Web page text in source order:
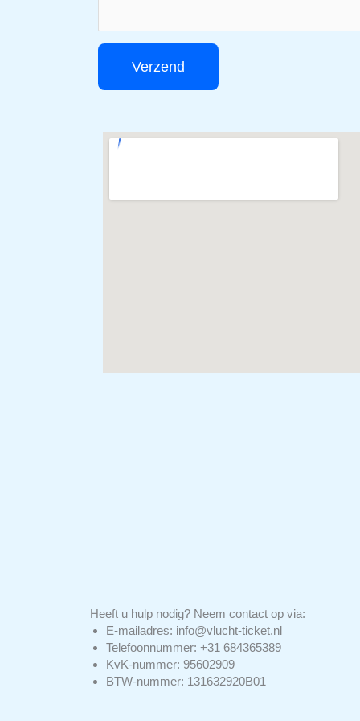
Verzend
Heeft u hulp nodig? Neem contact op via:
E-mailadres: info@vlucht-ticket.nl
Telefoonnummer: +31 684365389
KvK-nummer: 95602909
BTW-nummer: 131632920B01